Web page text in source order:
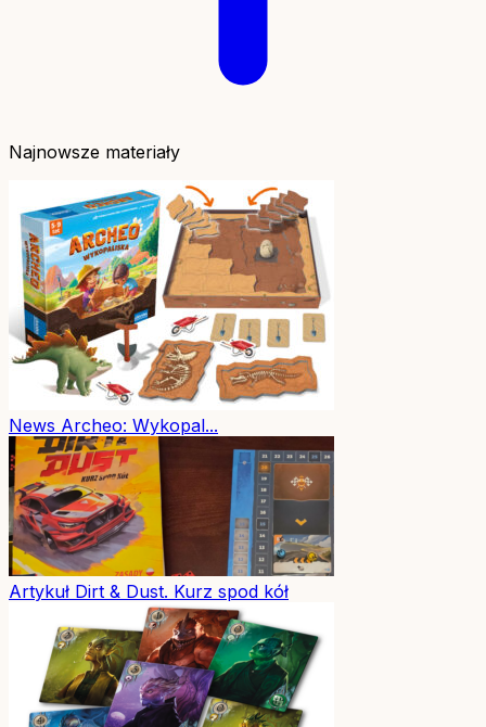
Najnowsze materiały
News Archeo: Wykopal...
Artykuł Dirt & Dust. Kurz spod kół